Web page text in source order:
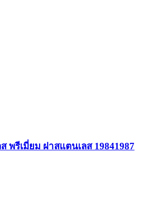
พรีเมี่ยม ฝาสแตนเลส 19841987